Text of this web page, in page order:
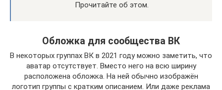
Прочитайте об этом.
Обложка для сообщества ВК
В некоторых группах ВК в 2021 году можно заметить, что
аватар отсутствует. Вместо него на всю ширину
расположена обложка. На ней обычно изображён
логотип группы с кратким описанием. Или даже реклама